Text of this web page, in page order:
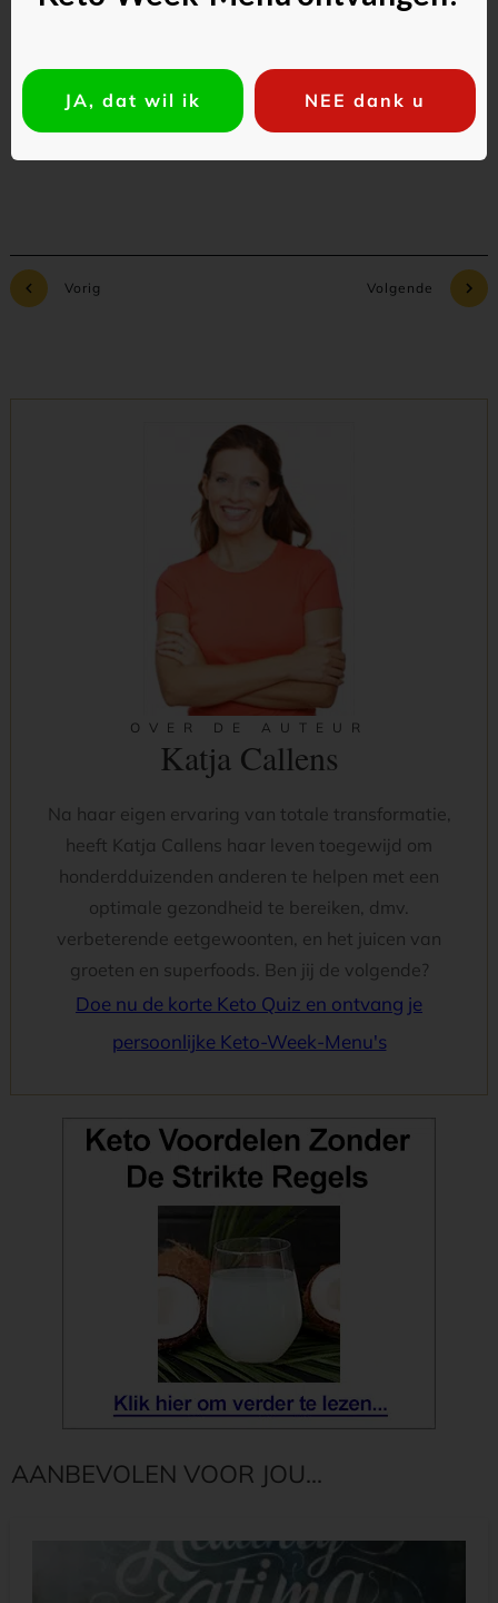
Commentaar toevoegen
Vorig Volgende
OVER DE AUTEUR
Katja Callens
Na haar eigen ervaring van totale transformatie,
heeft Katja Callens haar leven toegewijd om
honderdduizenden anderen te helpen met een
optimale gezondheid te bereiken, dmv.
verbeterende eetgewoonten, en het juicen van
groeten en superfoods. Ben jij de volgende?
Doe nu de korte Keto Quiz en ontvang je
persoonlijke Keto-Week-Menu's
AANBEVOLEN VOOR JOU...
JA, dat wil ik NEE dank u